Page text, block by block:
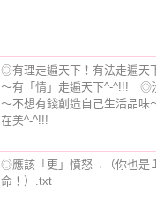
◎有理走遍天下！有法走遍天
～有「情」走遍天下^-^!!! ◎
～不想有錢創造自己生活品味
在美^-^!!!
◎應該「更」憤怒→（你也是
命！）.txt